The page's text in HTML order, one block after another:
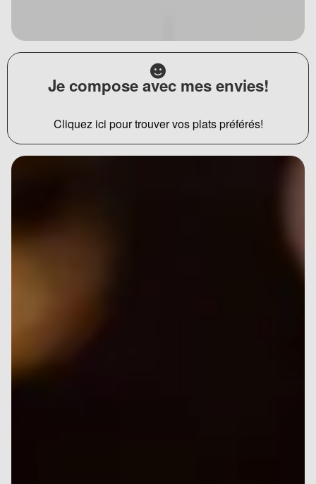
Je compose avec mes envies!
Cliquez ici pour trouver vos plats préférés!